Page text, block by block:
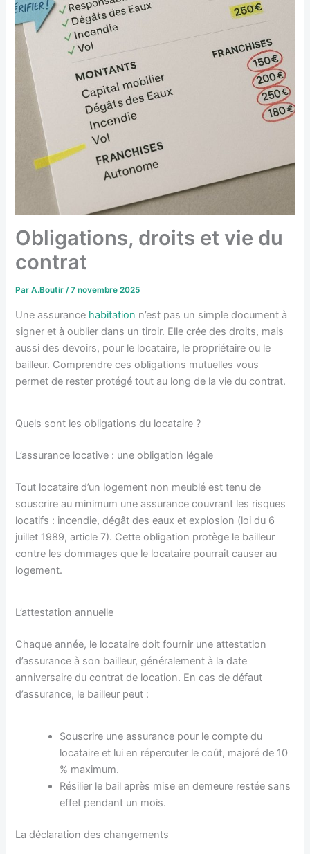
Obligations, droits et vie du
contrat
ParA.Boutir/7 novembre 2025
Une assurance habitation n’est pas un simple document à
signer et à oublier dans un tiroir. Elle crée des droits, mais
aussi des devoirs, pour le locataire, le propriétaire ou le
bailleur. Comprendre ces obligations mutuelles vous
permet de rester protégé tout au long de la vie du contrat.
Quels sont les obligations du locataire ?
L’assurance locative : une obligation légale
Tout locataire d’un logement non meublé est tenu de
souscrire au minimum une assurance couvrant les risques
locatifs : incendie, dégât des eaux et explosion (loi du 6
juillet 1989, article 7). Cette obligation protège le bailleur
contre les dommages que le locataire pourrait causer au
logement.
L’attestation annuelle
Chaque année, le locataire doit fournir une attestation
d’assurance à son bailleur, généralement à la date
anniversaire du contrat de location. En cas de défaut
d’assurance, le bailleur peut :
Souscrire une assurance pour le compte du
locataire et lui en répercuter le coût, majoré de 10
% maximum.
Résilier le bail après mise en demeure restée sans
effet pendant un mois.
La déclaration des changements